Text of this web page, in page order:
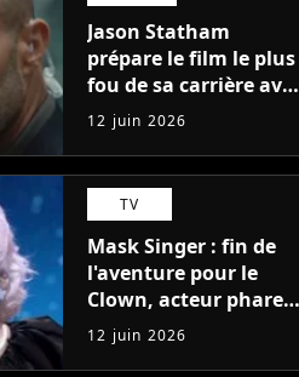
Jason Statham
prépare le film le plus
fou de sa carrière avec
le réalisateur de John
Wick, Amazon sort le
chéquier
12 juin 2026
TV
Mask Singer : fin de
l'aventure pour le
Clown, acteur phare
d'une série
emblématique de TF1
12 juin 2026